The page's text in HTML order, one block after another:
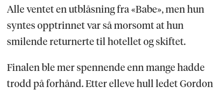
Alle ventet en utblåsning fra «Babe», men hun
syntes opptrinnet var så morsomt at hun
smilende returnerte til hotellet og skiftet.
Finalen ble mer spennende enn mange hadde
trodd på forhånd. Etter elleve hull ledet Gordon